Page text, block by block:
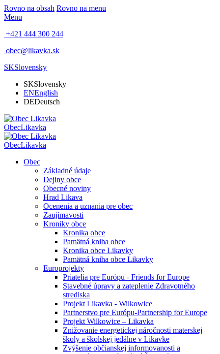
Rovno na obsah Rovno na menu
Menu
+421 444 300 244
obec@likavka.sk
SKSlovensky
SKSlovensky
ENEnglish
DEDeutsch
ObecLikavka
ObecLikavka
Obec
Základné údaje
Dejiny obce
Obecné noviny
Hrad Likava
Ocenenia a uznania pre obec
Zaujímavosti
Kroniky obce
Kronika obce
Pamätná kniha obce
Kronika obce Likavky
Pamätná kniha obce Likavky
Europrojekty
Priatelia pre Európu - Friends for Europe
Stavebné úpravy a zateplenie Zdravotného
strediska
Projekt Likavka - Wilkowice
Partnerstvo pre Európu-Partnership for Europe
Projekt Wilkowice – Likavka
Znižovanie energetickej náročnosti materskej
školy a školskej jedálne v Likavke
Zvýšenie občianskej informovanosti a